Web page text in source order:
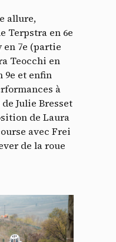
allure,
Terpstra en 6e
7e (partie
Teocchi en
9e et enfin
à
Julie Bresset
de Laura
avec Frei
de la roue